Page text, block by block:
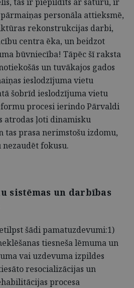
personāla attieksmē,
rekonstrukcijas darbi,
centra ēka, un beidzot
būvniecība! Tāpēc šī raksta
un tuvākajos gados
ieslodzījuma vietu
šobrīd ieslodzījuma vietu
procesi ierindo Pārvaldi
atrodas ļoti dinamisku
tas prasa nerimstošu izdomu,
fokusu.
sistēmas un darbības
šādi pamatuzdevumi:1)
tiesneša lēmuma un
vai uzdevuma izpildes
resocializācijas un
procesa